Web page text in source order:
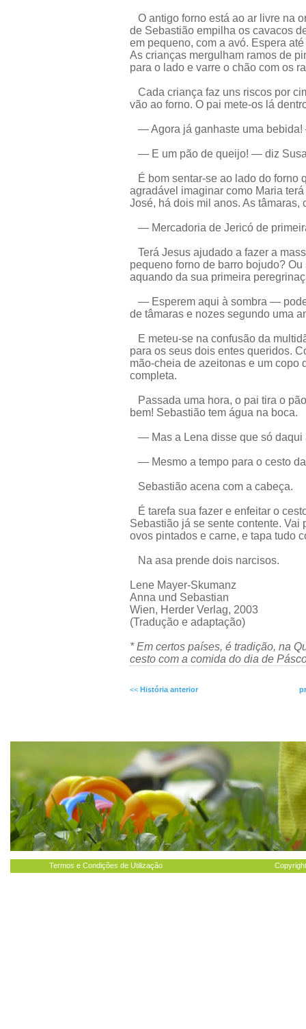
O antigo forno está ao ar livre na
de Sebastião empilha os cavacos
em pequeno, com a avó. Espera
As crianças mergulham ramos de
para o lado e varre o chão com os
Cada criança faz uns riscos por
vão ao forno. O pai mete-os lá
— Agora já ganhaste uma
— E um pão de queijo! — diz
É bom sentar-se ao lado do forno
agradável imaginar como Maria
José, há dois mil anos. As tâmaras,
— Mercadoria de Jericó de
Terá Jesus ajudado a fazer a
pequeno forno de barro bojudo?
aquando da sua primeira
— Esperem aqui à sombra —
de tâmaras e nozes segundo uma
E meteu-se na confusão da
para os seus dois entes queridos.
mão-cheia de azeitonas e um copo
completa.
Passada uma hora, o pai tira o
bem! Sebastião tem água na boca.
— Mas a Lena disse que só daqui
— Mesmo a tempo para o cesto
Sebastião acena com a cabeça.
É tarefa sua fazer e enfeitar o
Sebastião já se sente contente. Vai
ovos pintados e carne, e tapa tudo
Na asa prende dois narcisos.
Lene Mayer-Skumanz
Anna und Sebastian
Wien, Herder Verlag, 2003
(Tradução e adaptação)
* Em certos países, é tradição, na
cesto com a comida do dia de
<< História anterior
Termos e Condições de Utilização